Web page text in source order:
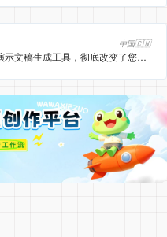
中国🇨🇳
Autoppt 是一款革命性的AI驱动演示文稿生成工具，彻底改变了您创建演示文稿的方式。